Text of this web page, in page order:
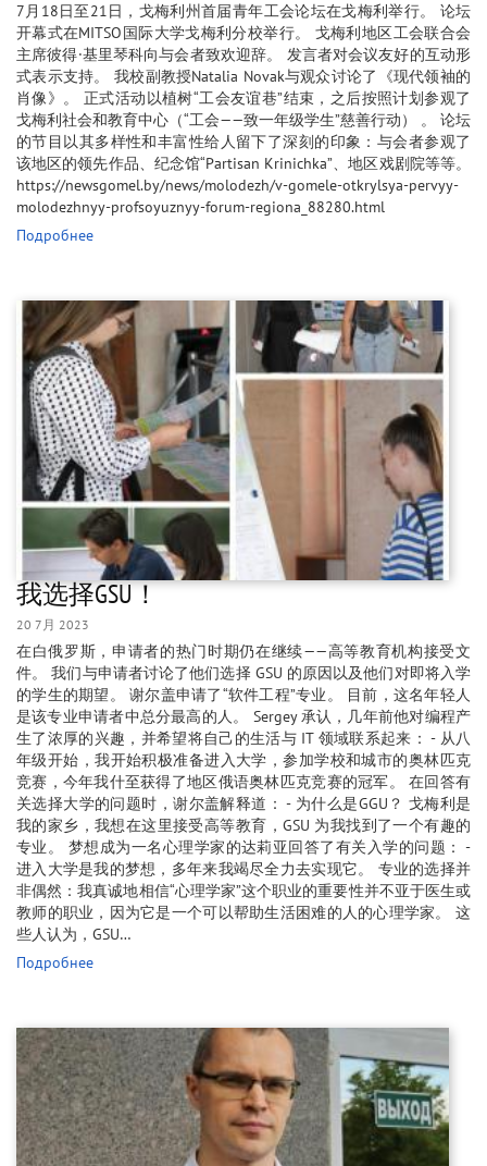
7月18日至21日，戈梅利州首届青年工会论坛在戈梅利举行。 论坛
开幕式在MITSO国际大学戈梅利分校举行。 戈梅利地区工会联合会
主席彼得·基里琴科向与会者致欢迎辞。 发言者对会议友好的互动形
式表示支持。 我校副教授Natalia Novak与观众讨论了《现代领袖的
肖像》。 正式活动以植树“工会友谊巷”结束，之后按照计划参观了
戈梅利社会和教育中心（“工会——致一年级学生”慈善行动） 。 论坛
的节目以其多样性和丰富性给人留下了深刻的印象：与会者参观了
该地区的领先作品、纪念馆“Partisan Krinichka”、地区戏剧院等等。
https://newsgomel.by/news/molodezh/v-gomele-otkrylsya-pervyy-
molodezhnyy-profsoyuznyy-forum-regiona_88280.html
Подробнее
我选择GSU！
20 7月 2023
在白俄罗斯，申请者的热门时期仍在继续——高等教育机构接受文
件。 我们与申请者讨论了他们选择 GSU 的原因以及他们对即将入学
的学生的期望。 谢尔盖申请了“软件工程”专业。 目前，这名年轻人
是该专业申请者中总分最高的人。 Sergey 承认，几年前他对编程产
生了浓厚的兴趣，并希望将自己的生活与 IT 领域联系起来： - 从八
年级开始，我开始积极准备进入大学，参加学校和城市的奥林匹克
竞赛，今年我什至获得了地区俄语奥林匹克竞赛的冠军。 在回答有
关选择大学的问题时，谢尔盖解释道： - 为什么是GGU？ 戈梅利是
我的家乡，我想在这里接受高等教育，GSU 为我找到了一个有趣的
专业。 梦想成为一名心理学家的达莉亚回答了有关入学的问题： -
进入大学是我的梦想，多年来我竭尽全力去实现它。 专业的选择并
非偶然：我真诚地相信“心理学家”这个职业的重要性并不亚于医生或
教师的职业，因为它是一个可以帮助生活困难的人的心理学家。 这
些人认为，GSU…
Подробнее